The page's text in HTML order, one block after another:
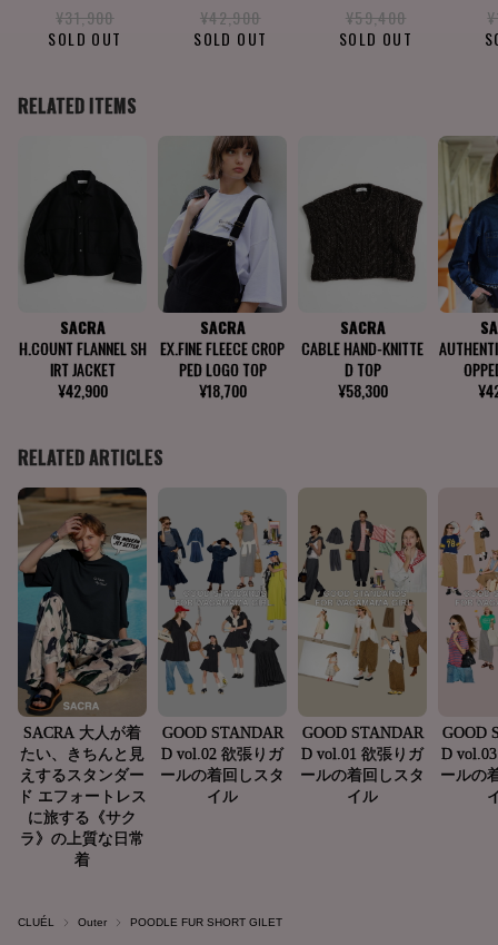
¥31,900
SOLD OUT
CKET
¥42,900
SOLD OUT
E
¥59,400
SOLD OUT
CLUÉL Outer POODLE FUR SHORT GILET